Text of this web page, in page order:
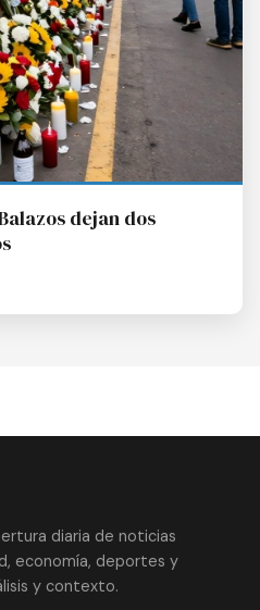
dejan dos
diaria de noticias
economía, deportes y
y contexto.